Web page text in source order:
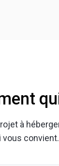
à
vous convient.